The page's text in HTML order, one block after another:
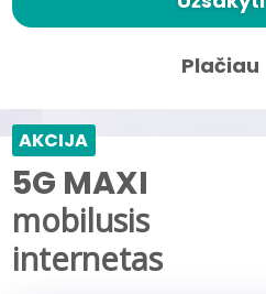
Plačiau
AKCIJA
5G MAXI
mobilusis
internetas